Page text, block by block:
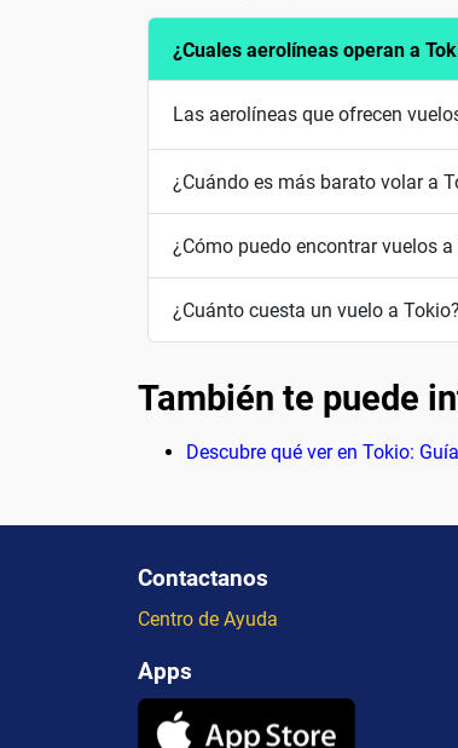
¿Cuales aerolíneas operan a
Las aerolíneas que ofrecen
¿Cuándo es más barato volar a
¿Cómo puedo encontrar vuelos
¿Cuánto cuesta un vuelo a Tokio?
También te puede
Descubre qué ver en Tokio:
Contactanos
Centro de Ayuda
Apps